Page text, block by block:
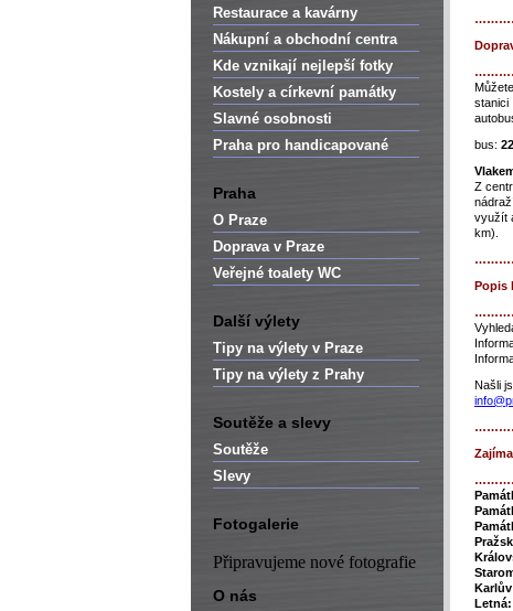
Restaurace a kavárny
Nákupní a obchodní centra
Kde vznikají nejlepší fotky
Kostely a církevní památky
Slavné osobnosti
Praha pro handicapované
Praha
O Praze
Doprava v Praze
Veřejné toalety WC
Další výlety
Tipy na výlety v Praze
Tipy na výlety z Prahy
Soutěže a slevy
Soutěže
Slevy
Fotogalerie
Připravujeme nové fotografie
O nás
bus:
Z
využít
km).
Popis
Našli
P
Letná: